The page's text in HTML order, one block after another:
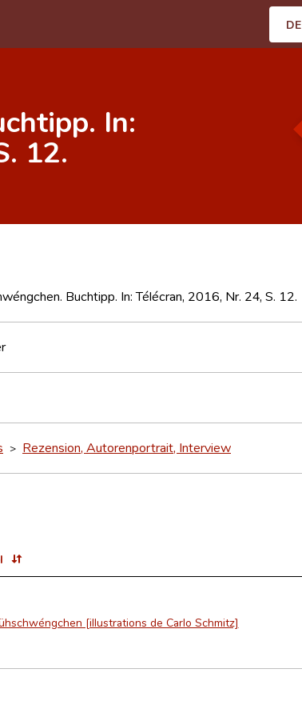
DE
In:
12.
Buchtipp. In: Télécran, 2016, Nr. 24, S. 12.
> Rezension, Autorenportrait, Interview
[illustrations de Carlo Schmitz]